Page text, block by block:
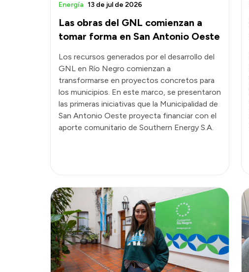
Las obras del GNL comienzan a
tomar forma en San Antonio Oeste
Energía 13 de jul de 2026
Los recursos generados por el desarrollo del
GNL en Río Negro comienzan a
transformarse en proyectos concretos para
los municipios. En este marco, se presentaron
las primeras iniciativas que la Municipalidad de
San Antonio Oeste proyecta financiar con el
aporte comunitario de Southern Energy S.A.